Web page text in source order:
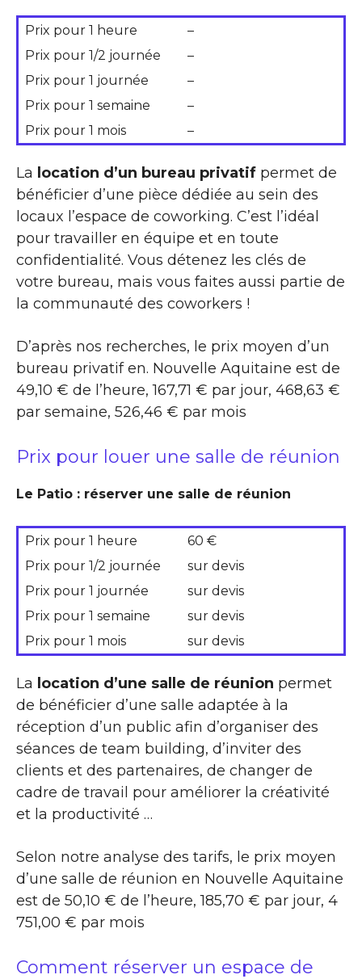
Prix pour 1 heure
–
Prix pour 1/2 journée
–
Prix pour 1 journée
–
Prix pour 1 semaine
–
Prix pour 1 mois
–
La location d’un bureau privatif permet de
bénéficier d’une pièce dédiée au sein des
locaux l’espace de coworking. C’est l’idéal
pour travailler en équipe et en toute
confidentialité. Vous détenez les clés de
votre bureau, mais vous faites aussi partie de
la communauté des coworkers !
D’après nos recherches, le prix moyen d’un
bureau privatif en. Nouvelle Aquitaine est de
49,10 € de l’heure, 167,71 € par jour, 468,63 €
par semaine, 526,46 € par mois
Prix pour louer une salle de réunion
Le Patio : réserver une salle de réunion
Prix pour 1 heure
60 €
Prix pour 1/2 journée
sur devis
Prix pour 1 journée
sur devis
Prix pour 1 semaine
sur devis
Prix pour 1 mois
sur devis
La location d’une salle de réunion permet
de bénéficier d’une salle adaptée à la
réception d’un public afin d’organiser des
séances de team building, d’inviter des
clients et des partenaires, de changer de
cadre de travail pour améliorer la créativité
et la productivité …
Selon notre analyse des tarifs, le prix moyen
d’une salle de réunion en Nouvelle Aquitaine
est de 50,10 € de l’heure, 185,70 € par jour, 4
751,00 € par mois
Comment réserver un espace de